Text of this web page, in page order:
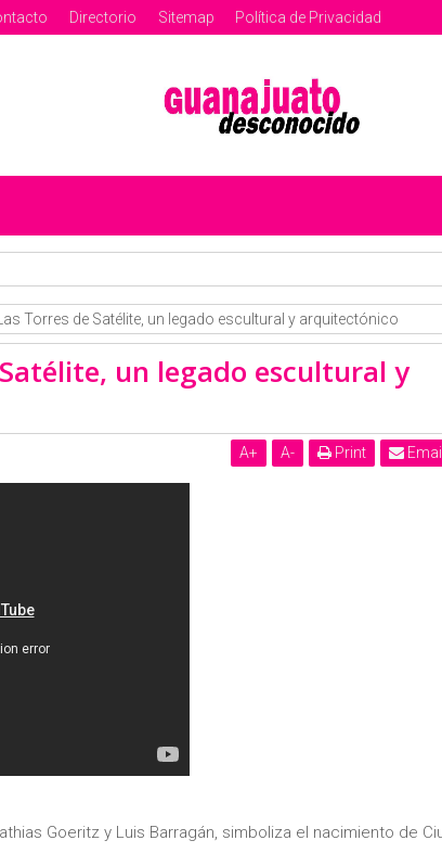
Directorio Sitemap Política de Privacidad
Nuestra celebración que enseña al mundo como
Torres de Satélite, un legado escultural y arquitectónico
un legado escultural y
A+ A- Print Email
Goeritz y Luis Barragán, simboliza el nacimiento de